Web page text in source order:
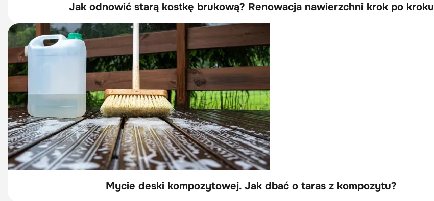
Jak odnowić starą kostkę brukową? Renowacja nawierzchni krok po kroku
Mycie deski kompozytowej. Jak dbać o taras z kompozytu?